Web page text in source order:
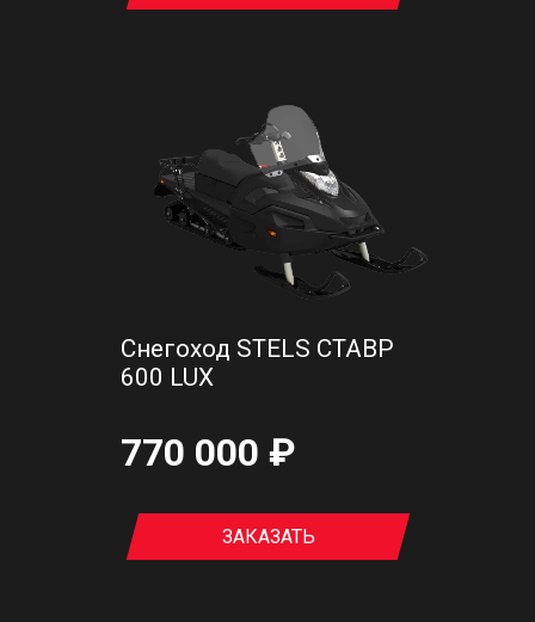
Снегоход STELS СТАВР
600 LUX
770 000 ₽
ЗАКАЗАТЬ